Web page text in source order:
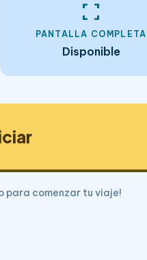
fullscreen
PANTALLA COMPLETA
Disponible
para comenzar tu viaje!